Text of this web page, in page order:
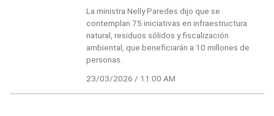
La ministra Nelly Paredes dijo que se
contemplan 75 iniciativas en infraestructura
natural, residuos sólidos y fiscalización
ambiental, que beneficiarán a 10 millones de
personas.
23/03/2026 / 11:00 AM